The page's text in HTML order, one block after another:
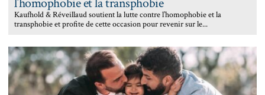
Kaufhold & Réveillaud soutient la lutte contre l’homophobie et la
transphobie et profite de cette occasion pour revenir sur le...